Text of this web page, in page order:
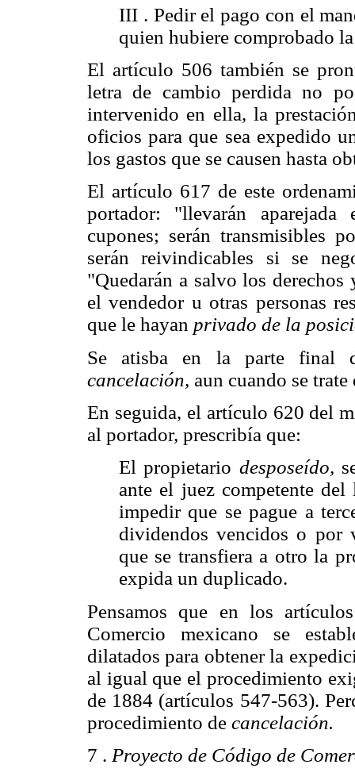
III . Pedir el pago con el
quien hubiere comprobado
El artículo 506 también se
letra de cambio perdida no
intervenido en ella, la
oficios para que sea expedido
los gastos que se causen hasta
El artículo 617 de este
portador: "llevarán
cupones; serán transmisibles
serán reivindicables si se
"Quedarán a salvo los
el vendedor u otras personas
que le hayan privado de la
Se atisba en la parte final
cancelación, aun cuando se
En seguida, el artículo 620 del
al portador, prescribía que:
El propietario desposeído,
ante el juez competente
impedir que se pague a
dividendos vencidos o por
que se transfiera a otro la
expida un duplicado.
Pensamos que en los
Comercio mexicano se
dilatados para obtener la
al igual que el procedimiento
de 1884 (artículos 547-563).
procedimiento de cancelación.
7 . Proyecto de Código de